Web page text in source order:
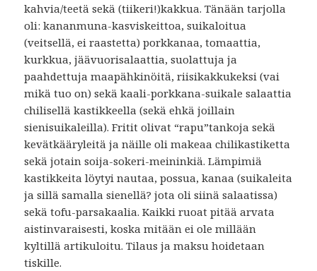
kahvia/teetä sekä (tiikeri!)kakkua. Tänään tarjolla
oli: kananmuna-kasviskeittoa, suikaloitua
(veitsellä, ei raastetta) porkkanaa, tomaattia,
kurkkua, jäävuorisalaattia, suolattuja ja
paahdettuja maapähkinöitä, riisikakkukeksi (vai
mikä tuo on) sekä kaali-porkkana-suikale salaattia
chilisellä kastikkeella (sekä ehkä joillain
sienisuikaleilla). Fritit olivat “rapu”tankoja sekä
kevätkääryleitä ja näille oli makeaa chilikastiketta
sekä jotain soija-sokeri-meininkiä. Lämpimiä
kastikkeita löytyi nautaa, possua, kanaa (suikaleita
ja sillä samalla sienellä? jota oli siinä salaatissa)
sekä tofu-parsakaalia. Kaikki ruoat pitää arvata
aistinvaraisesti, koska mitään ei ole millään
kyltillä artikuloitu. Tilaus ja maksu hoidetaan
tiskille.